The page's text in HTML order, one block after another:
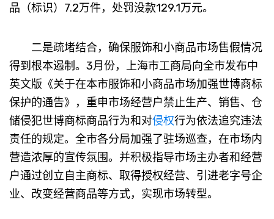
品（标识）7.2万件，处罚没款129.1万元。
二是疏堵结合，确保服饰和小商品市场售假情况
得到根本遏制。3月份，上海市工商局向全市发布中
英文版《关于在本市服饰和小商品市场加强世博商标
保护的通告》，重申市场经营户禁止生产、销售、仓
储侵犯世博商标商品行为和对侵权行为依法追究违法
责任的规定。全市各分局加强了驻场巡查，在市场内
营造浓厚的宣传氛围。并积极指导市场主办者和经营
户通过创立自主商标、取得授权经营、引进老字号企
业、改变经营商品等方式，实现市场转型。